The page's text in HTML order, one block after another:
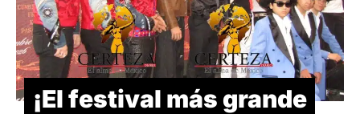
¡El festival más grande